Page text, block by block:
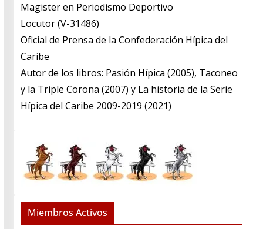
​Magister en Periodismo Deportivo
​Locutor (V-31486)
​Oficial de Prensa de la Confederación Hípica del
Caribe
​Autor de los libros: Pasión Hípica (2005), Taconeo
y la Triple Corona (2007) y La historia de la Serie
Hípica del Caribe 2009-2019 (2021)
Miembros Activos